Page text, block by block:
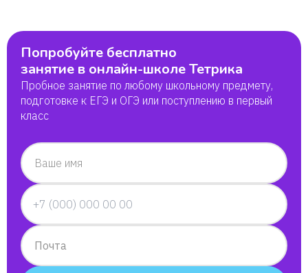
Луиза
Джулия
Анастасия
Игнат
Попробуйте бесплатно
занятие в онлайн-школе Тетрика
Пробное занятие по любому школьному предмету,
подготовке к ЕГЭ и ОГЭ или поступлению в первый
класс
Ваше имя
Почта